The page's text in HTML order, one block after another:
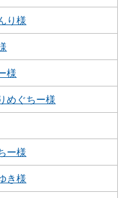
り様
様
めぐちー様
ー様
き様